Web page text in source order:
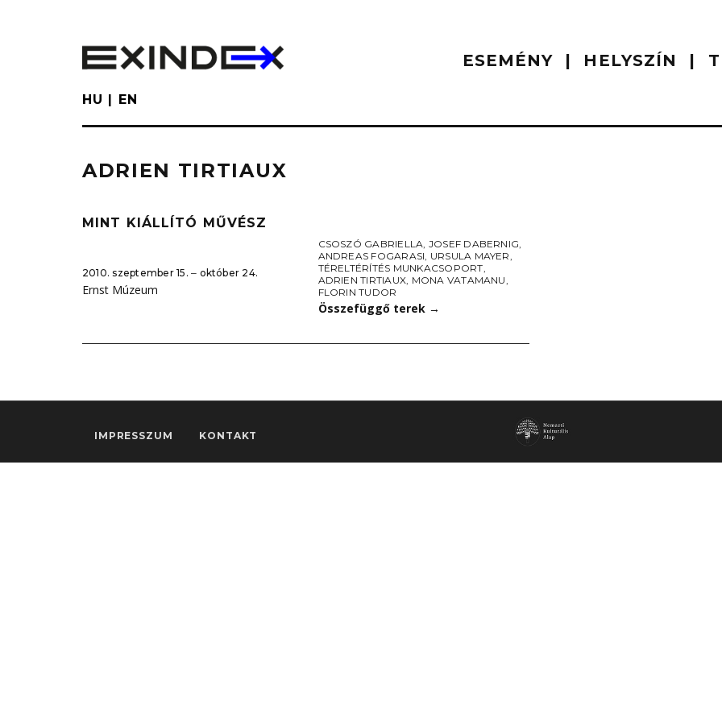
ESEMÉNY HELYSZÍN
HU EN
ADRIEN TIRTIAUX
MINT KIÁLLÍTÓ MŰVÉSZ
2010. szeptember 15. ‒ október 24.
Ernst Múzeum
CSOSZÓ GABRIELLA, JOSEF DABERNIG,
ANDREAS FOGARASI, URSULA MAYER,
TÉRELTÉRÍTÉS MUNKACSOPORT,
ADRIEN TIRTIAUX, MONA VATAMANU,
FLORIN TUDOR
Összefüggő terek →
IMPRESSZUM KONTAKT